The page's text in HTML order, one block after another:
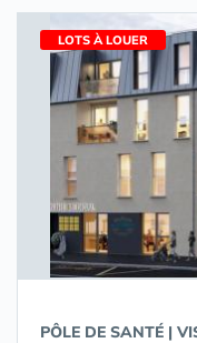
LOTS À LOUER
PÔLE DE SANTÉ |